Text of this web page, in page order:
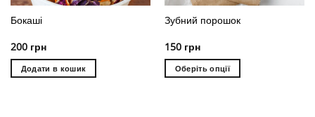
Бокаші
200 грн
Додати в кошик
Зубний порошок
150 грн
Оберіть опції